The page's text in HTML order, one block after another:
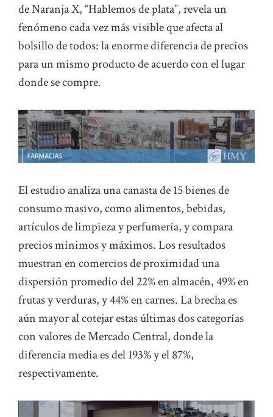
de Naranja X, “Hablemos de plata”, revela un
fenómeno cada vez más visible que afecta al
bolsillo de todos: la enorme diferencia de precios
para un mismo producto de acuerdo con el lugar
donde se compre.
El estudio analiza una canasta de 15 bienes de
consumo masivo, como alimentos, bebidas,
artículos de limpieza y perfumería, y compara
precios mínimos y máximos. Los resultados
muestran en comercios de proximidad una
dispersión promedio del 22% en almacén, 49% en
frutas y verduras, y 44% en carnes. La brecha es
aún mayor al cotejar estas últimas dos categorías
con valores de Mercado Central, donde la
diferencia media es del 193% y el 87%,
respectivamente.